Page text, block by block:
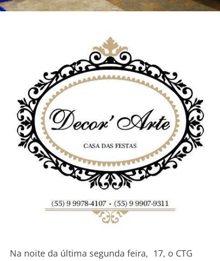
Na noite da última segunda feira, 17, o CTG